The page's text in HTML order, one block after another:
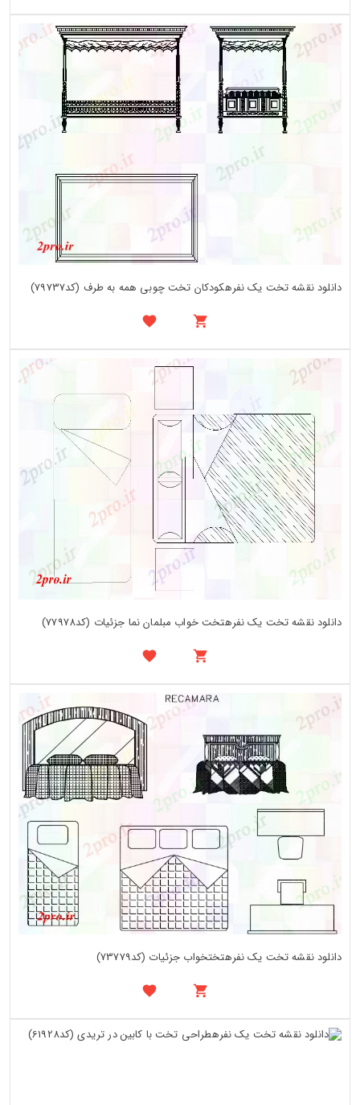
دانلود نقشه تخت یک نفرهکودکان تخت چوبی همه به طرف (کد79737)
دانلود نقشه تخت یک نفرهتخت خواب مبلمان نما جزئیات (کد77978)
دانلود نقشه تخت یک نفرهتختخواب جزئیات (کد73779)